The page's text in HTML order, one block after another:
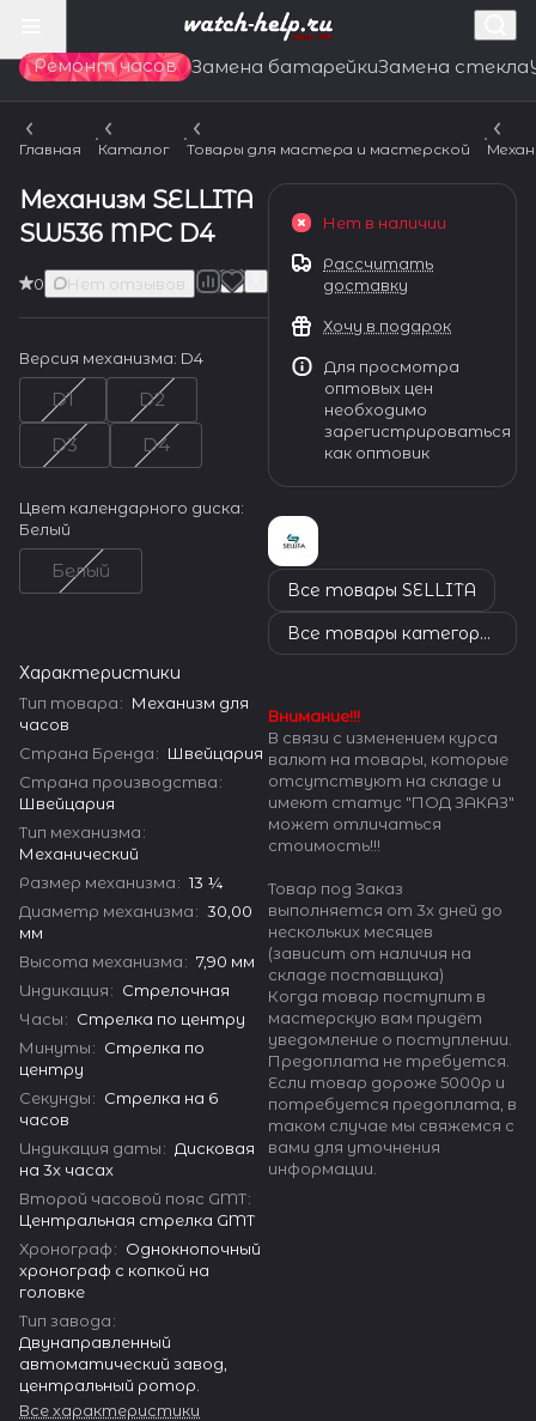
Ремонт часов Замена батарейкиЗамена стекла
Главная Каталог Товары для мастера и мастерской
Механизм SELLITA
SW536 MPC D4
0 Нет отзывов
Версия механизма: D4
D1
D2
D3
D4
Цвет календарного диска:
Белый
Белый
Характеристики
Тип товара: Механизм для
часов
Страна Бренда: Швейцария
Страна производства:
Швейцария
Тип механизма:
Механический
Размер механизма: 13 ¼
Диаметр механизма: 30,00
мм
Высота механизма: 7,90 мм
Индикация: Стрелочная
Часы: Стрелка по центру
Минуты: Стрелка по
центру
Секунды: Стрелка на 6
часов
Индикация даты: Дисковая
на 3х часах
Второй часовой пояс GMT:
Центральная стрелка GMT
Хронограф: Однокнопочный
хронограф с копкой на
головке
Тип завода:
Двунаправленный
автоматический завод,
центральный ротор.
Все характеристики
Нет в наличии
Рассчитать
доставку
Хочу в подарок
Для просмотра
оптовых цен
необходимо
зарегистрироваться
как оптовик
Все товары SELLITA
Все товары категории
Внимание!!!
В связи с изменением курса
валют на товары, которые
отсутствуют на складе и
имеют статус "ПОД ЗАКАЗ"
может отличаться
стоимость!!!
Товар под Заказ
выполняется от 3х дней до
нескольких месяцев
(зависит от наличия на
складе поставщика)
Когда товар поступит в
мастерскую вам придёт
уведомление о поступлении.
Предоплата не требуется.
Если товар дороже 5000р и
потребуется предоплата, в
таком случае мы свяжемся с
вами для уточнения
информации.